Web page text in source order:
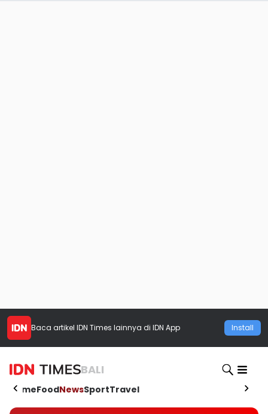
Baca artikel IDN Times lainnya di IDN App Install
BALI
HomeFoodNewsSportTravel